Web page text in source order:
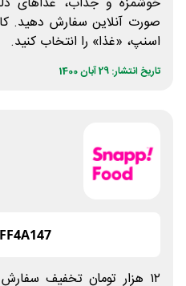
صورت آنلاین سفارش دهید.
اسنپ، «غذا» را انتخاب کنید.
تاریخ انتشار: 29 آبان 1400
۱۲ هزار تومان تخفیف